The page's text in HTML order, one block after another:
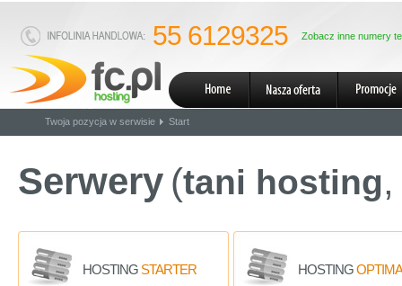
55 6129325 Zobacz inne numery
Twoja pozycja w serwisie Start
Serwery (tani hosting,
HOSTING STARTER HOSTINGOPTIMA